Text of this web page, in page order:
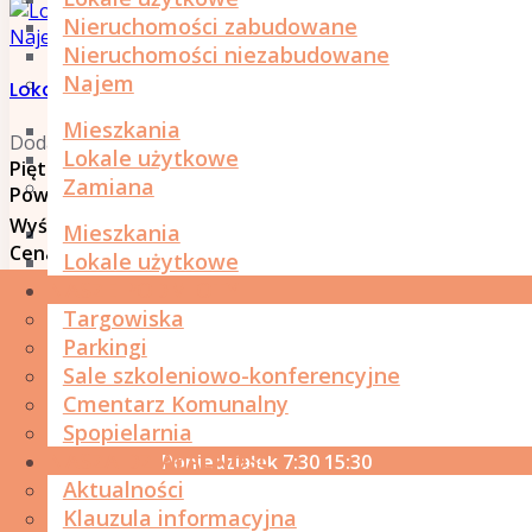
Nieruchomości zabudowane
Nieruchomości niezabudowane
Najem
Mieszkania
Lokale użytkowe
Zamiana
Mieszkania
Lokale użytkowe
Targowiska
Parkingi
Sale szkoleniowo-konferencyjne
Cmentarz Komunalny
Spopielarnia
NASZA DZIAŁALNOŚĆ
Aktualności
Klauzula informacyjna
Najem Lokale użytkowe
Lokal użytkowy 39,50 m2, ul. Szewska 25
Dodane 2026-01-13
Piętro: Parter
Powierzchnia: 39,50 m²
Wyświetlono:583
Cena
: 1 200,00 PLN
GODZINY OTWARCIA SIEDZIBY
SPÓŁKI
Poniedziałek 7:30 15:30
Wtorek
Środa
7:30